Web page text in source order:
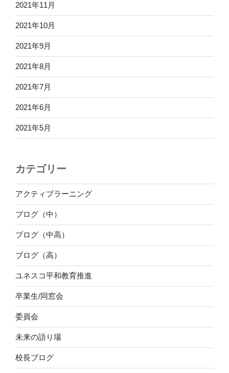
2021年11月
2021年10月
2021年9月
2021年8月
2021年7月
2021年6月
2021年5月
カテゴリー
アクティブラーニング
ブログ（中）
ブログ（中高）
ブログ（高）
ユネスコ平和教育推進
卒業生/同窓会
委員会
未来の語り場
校長ブログ